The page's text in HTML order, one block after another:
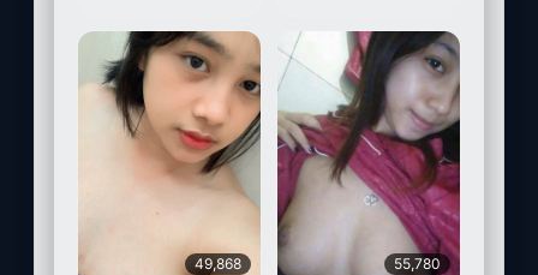
49,868 55,780